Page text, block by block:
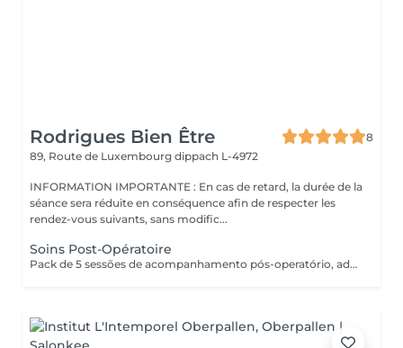
Rodrigues Bien Être
8
89, Route de Luxembourg dippach L-4972
INFORMATION IMPORTANTE : En cas de retard, la durée de la
séance sera réduite en conséquence afin de respecter les
rendez-vous suivants, sans modific...
Soins Post-Opératoire
Pack de 5 sessões de acompanhamento pós-operatório, adaptadas às necessidades da recuperação. As sessões devem ser realizadas com um intervalo mínimo de 2 dias entre cada uma, para respeitar o processo de cicatrização e otimizar os resultados.